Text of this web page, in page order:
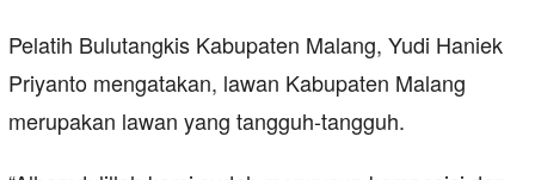
Pelatih Bulutangkis Kabupaten Malang, Yudi Haniek
Priyanto mengatakan, lawan Kabupaten Malang
merupakan lawan yang tangguh-tangguh.